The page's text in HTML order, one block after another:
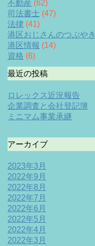
不動産 (62)
司法書士 (47)
法律 (41)
港区おじさんのつぶやき
港区情報 (14)
資格 (6)
最近の投稿
ロレックス近況報告
企業調査と会社登記簿
ミニマム事業承継
アーカイブ
2023年3月
2022年9月
2022年8月
2022年7月
2022年6月
2022年5月
2022年4月
2022年3月